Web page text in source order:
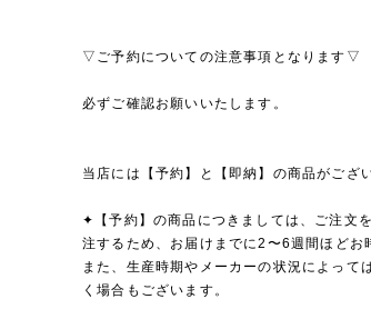
▽ご予約についての注意事項となります▽
必ずご確認お願いいたします。
当店には【予約】と【即納】の商品がござ
✦【予約】の商品につきましては、ご注文
注するため、お届けまでに2〜6週間ほどお
また、生産時期やメーカーの状況によって
く場合もございます。